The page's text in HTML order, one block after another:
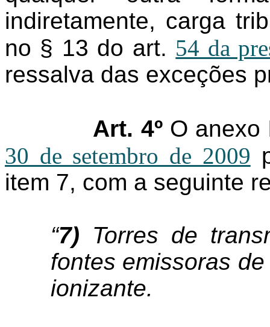
indiretamente, carga
no § 13 do art. 54 da
ressalva das exceções
Art. 4º O anexo
30 de setembro de 2009
item 7, com a seguinte
“7) Torres de
fontes emissoras
ionizante.